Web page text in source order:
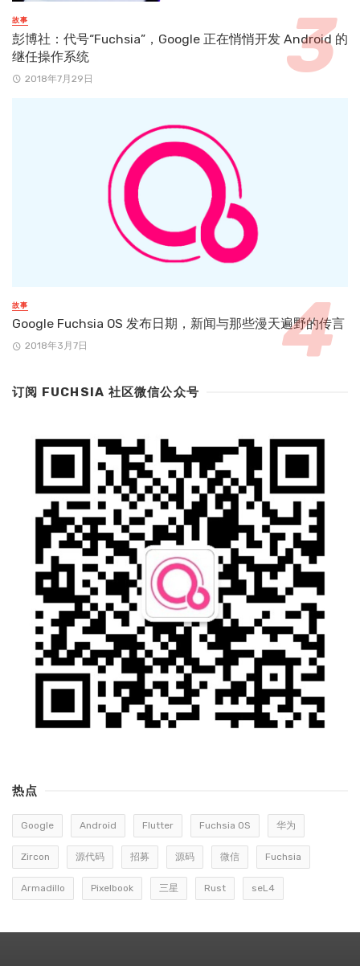
故事
彭博社：代号“Fuchsia”，Google 正在悄悄开发 Android 的
继任操作系统
2018年7月29日
故事
Google Fuchsia OS 发布日期，新闻与那些漫天遍野的传言
2018年3月7日
订阅 FUCHSIA 社区微信公众号
热点
Google Android Flutter Fuchsia OS 华为
Zircon 源代码 招募 源码 微信 Fuchsia
Armadillo Pixelbook 三星 Rust seL4